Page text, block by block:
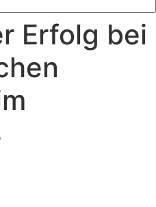
Erfolg bei